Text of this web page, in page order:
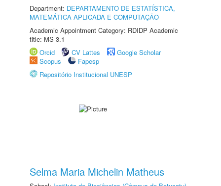
Department: DEPARTAMENTO DE ESTATÍSTICA,
MATEMÁTICA APLICADA E COMPUTAÇÃO
Academic Appointment Category: RDIDP Academic
title: MS-3.1
Orcid
CV Lattes
Google Scholar
Scopus
Fapesp
Repositório Institucional UNESP
Selma Maria Michelin Matheus